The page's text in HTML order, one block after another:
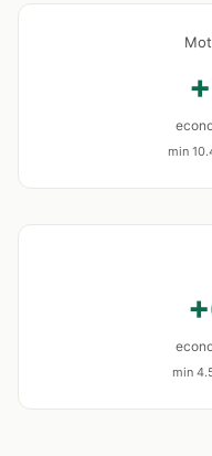
min
min